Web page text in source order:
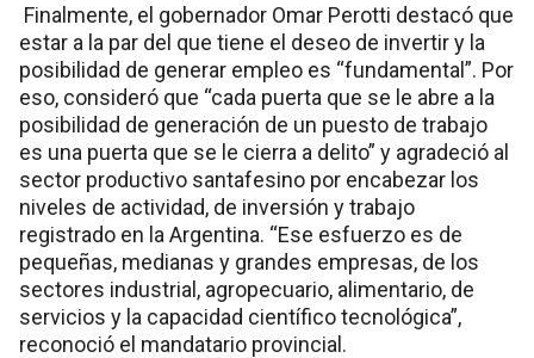
Finalmente, el gobernador Omar Perotti destacó que
estar a la par del que tiene el deseo de invertir y la
posibilidad de generar empleo es “fundamental”. Por
eso, consideró que “cada puerta que se le abre a la
posibilidad de generación de un puesto de trabajo
es una puerta que se le cierra a delito” y agradeció al
sector productivo santafesino por encabezar los
niveles de actividad, de inversión y trabajo
registrado en la Argentina. “Ese esfuerzo es de
pequeñas, medianas y grandes empresas, de los
sectores industrial, agropecuario, alimentario, de
servicios y la capacidad científico tecnológica”,
reconoció el mandatario provincial.